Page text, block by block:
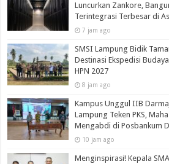
Luncurkan Zankore,
Terintegrasi Terbesar di
7 jam ago
SMSI Lampung Bidik
Destinasi Ekspedisi
HPN 2027
8 jam ago
Kampus Unggul IIB
Lampung Teken PKS,
Mengabdi di Posbankum
10 jam ago
Menginspirasi! Kepala